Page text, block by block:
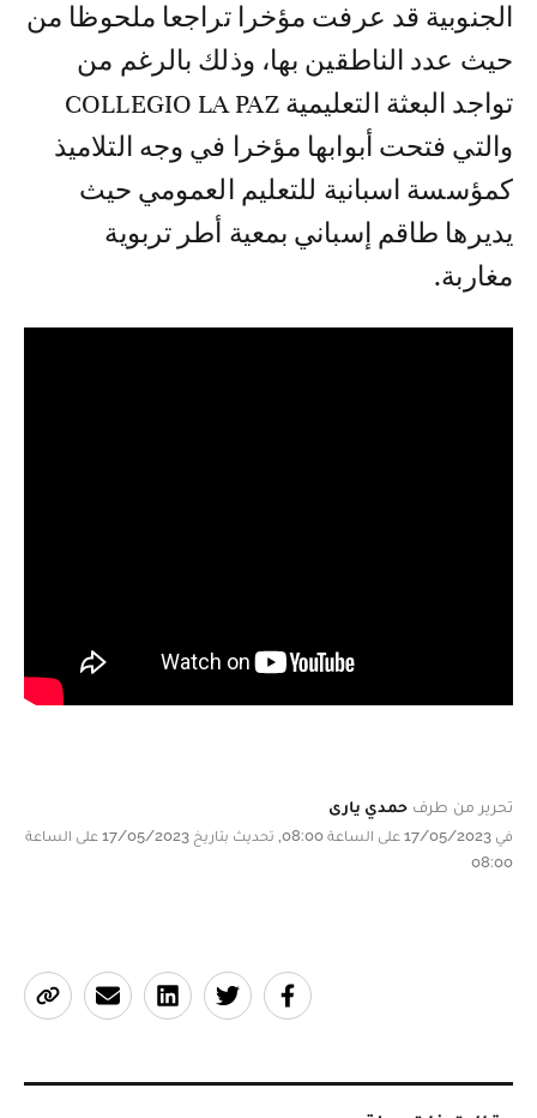
الجنوبية قد عرفت مؤخرا تراجعا ملحوظا من
حيث عدد الناطقين بها، وذلك بالرغم من
تواجد البعثة التعليمية COLLEGIO LA PAZ
والتي فتحت أبوابها مؤخرا في وجه التلاميذ
كمؤسسة اسبانية للتعليم العمومي حيث
يديرها طاقم إسباني بمعية أطر تربوية
مغاربة.
تحرير من طرف حمدي يارى
في 17/05/2023 على الساعة 08:00, تحديث بتاريخ 17/05/2023 على الساعة
08:00